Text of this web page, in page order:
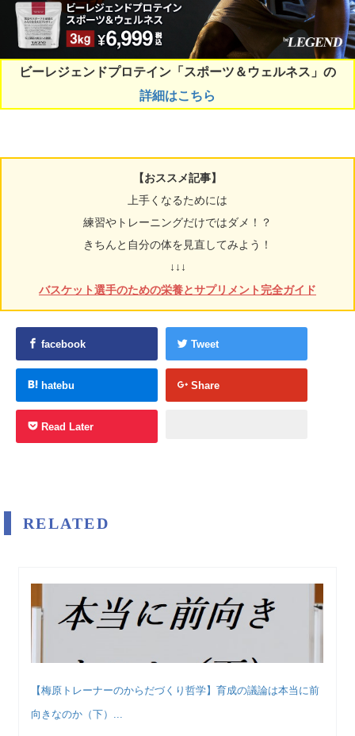
ビーレジェンドプロテイン「スポーツ＆ウェルネス」の
詳細はこちら
【おススメ記事】
上手くなるためには
練習やトレーニングだけではダメ！？
きちんと自分の体を見直してみよう！
↓↓↓
バスケット選手のための栄養とサプリメント完全ガイド
facebook Tweet
hatebu Share
Read Later
RELATED
【梅原トレーナーのからだづくり哲学】育成の議論は本当に前
向きなのか（下）...